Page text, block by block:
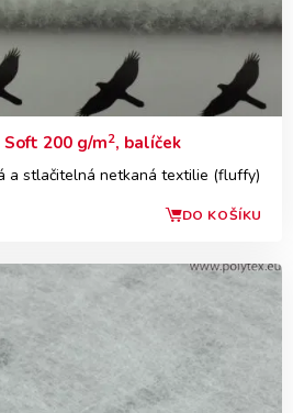
200 g/m2, balíček
a stlačitelná netkaná textilie (fluffy)
DO KOŠÍKU